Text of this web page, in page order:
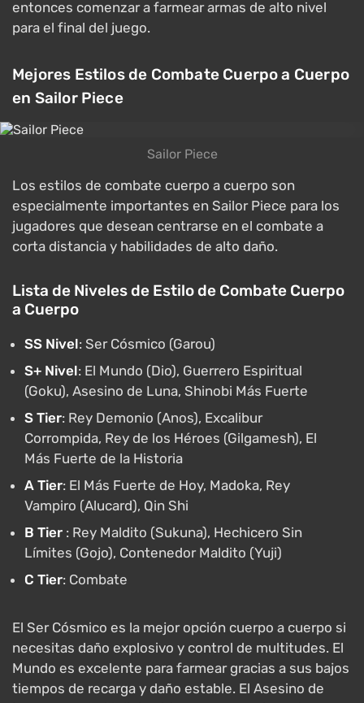
entonces comenzar a farmear armas de alto nivel
para el final del juego.
Mejores Estilos de Combate Cuerpo a Cuerpo
en Sailor Piece
Sailor Piece
Los estilos de combate cuerpo a cuerpo son
especialmente importantes en Sailor Piece para los
jugadores que desean centrarse en el combate a
corta distancia y habilidades de alto daño.
Lista de Niveles de Estilo de Combate Cuerpo
a Cuerpo
SS Nivel: Ser Cósmico (Garou)
S+ Nivel: El Mundo (Dio), Guerrero Espiritual
(Goku), Asesino de Luna, Shinobi Más Fuerte
S Tier: Rey Demonio (Anos), Excalibur
Corrompida, Rey de los Héroes (Gilgamesh), El
Más Fuerte de la Historia
A Tier: El Más Fuerte de Hoy, Madoka, Rey
Vampiro (Alucard), Qin Shi
B Tier : Rey Maldito (Sukuna), Hechicero Sin
Límites (Gojo), Contenedor Maldito (Yuji)
C Tier: Combate
El Ser Cósmico es la mejor opción cuerpo a cuerpo si
necesitas daño explosivo y control de multitudes. El
Mundo es excelente para farmear gracias a sus bajos
tiempos de recarga y daño estable. El Asesino de